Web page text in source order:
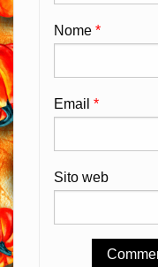
Nome *
Email *
Sito web